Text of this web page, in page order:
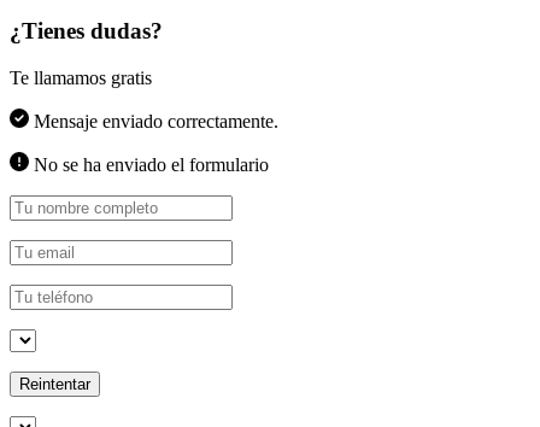
¿Tienes dudas?
Te llamamos gratis
Mensaje enviado correctamente.
No se ha enviado el formulario
Reintentar